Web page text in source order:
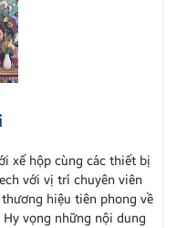
xế hộp cùng các thiết bị
với vị trí chuyên viên
hiệu tiên phong về
vọng những nội dung